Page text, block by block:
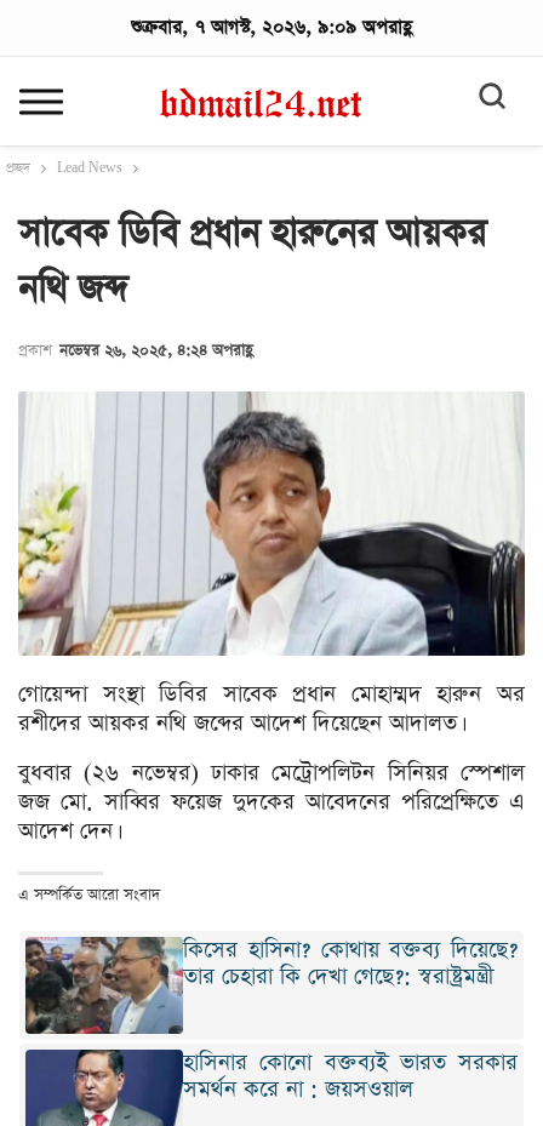
শুক্রবার, ৭ আগস্ট, ২০২৬, ৯:০৯ অপরাহ্ণ
প্রচ্ছদ Lead News
সাবেক ডিবি প্রধান হারুনের আয়কর
নথি জব্দ
প্রকাশ নভেম্বর ২৬, ২০২৫, ৪:২৪ অপরাহ্ণ
গোয়েন্দা সংস্থা ডিবির সাবেক প্রধান মোহাম্মদ হারুন অর
রশীদের আয়কর নথি জব্দের আদেশ দিয়েছেন আদালত।
বুধবার (২৬ নভেম্বর) ঢাকার মেট্রোপলিটন সিনিয়র স্পেশাল
জজ মো. সাব্বির ফয়েজ দুদকের আবেদনের পরিপ্রেক্ষিতে এ
আদেশ দেন।
এ সম্পর্কিত আরো সংবাদ
কিসের হাসিনা? কোথায় বক্তব্য দিয়েছে?
তার চেহারা কি দেখা গেছে?: স্বরাষ্ট্রমন্ত্রী
হাসিনার কোনো বক্তব্যই ভারত সরকার
সমর্থন করে না : জয়সওয়াল